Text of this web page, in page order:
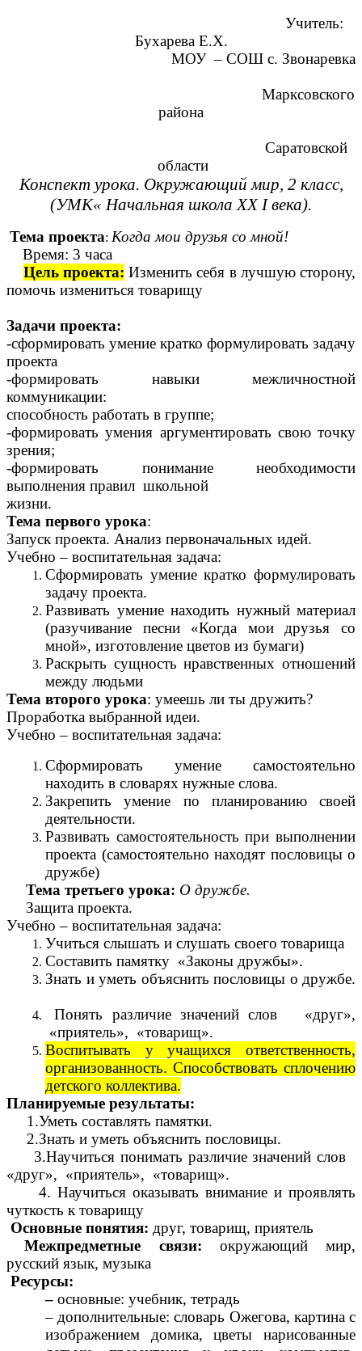
Учитель:
Бухарева Е.Х.
МОУ ‒ СОШ с. Звонаревка
Марксовского
района
Саратовской
области
Конспект урока. Окружающий мир, 2 класс,
(УМК« Начальная школа ХХ I века).
Тема проекта: Когда мои друзья со мной!
Время: 3 часа
Цель проекта: Изменить себя в лучшую сторону,
помочь измениться товарищу
Задачи проекта:
-сформировать умение кратко формулировать задачу
проекта
-формировать навыки межличностной
коммуникации:
способность работать в группе;
-формировать умения аргументировать свою точку
зрения;
-формировать понимание необходимости
выполнения правил школьной
жизни.
Тема первого урока:
Запуск проекта. Анализ первоначальных идей.
Учебно – воспитательная задача:
Сформировать умение кратко формулировать
задачу проекта.
Развивать умение находить нужный материал
(разучивание песни «Когда мои друзья со
мной», изготовление цветов из бумаги)
Раскрыть сущность нравственных отношений
между людьми
Тема второго урока: умеешь ли ты дружить?
Проработка выбранной идеи.
Учебно – воспитательная задача:
Сформировать умение самостоятельно
находить в словарях нужные слова.
Закрепить умение по планированию своей
деятельности.
Развивать самостоятельность при выполнении
проекта (самостоятельно находят пословицы о
дружбе)
Тема третьего урока: О дружбе.
Защита проекта.
Учебно – воспитательная задача:
Учиться слышать и слушать своего товарища
Составить памятку «Законы дружбы».
Знать и уметь объяснить пословицы о дружбе.
Понять различие значений слов «друг»,
«приятель», «товарищ».
Воспитывать у учащихся ответственность,
организованность. Способствовать сплочению
детского коллектива.
Планируемые результаты:
1.Уметь составлять памятки.
2.Знать и уметь объяснить пословицы.
3.Научиться понимать различие значений слов
«друг», «приятель», «товарищ».
4. Научиться оказывать внимание и проявлять
чуткость к товарищу
Основные понятия: друг, товарищ, приятель
Межпредметные связи: окружающий мир,
русский язык, музыка
Ресурсы:
‒ основные: учебник, тетрадь
‒ дополнительные: словарь Ожегова, картина с
изображением домика, цветы нарисованные